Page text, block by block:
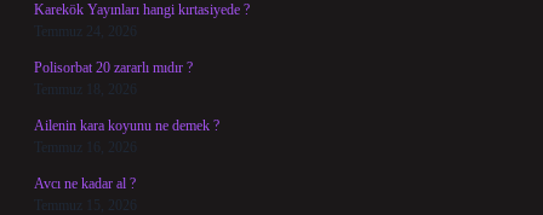
Karekök Yayınları hangi kırtasiyede ?
Temmuz 24, 2026
Polisorbat 20 zararlı mıdır ?
Temmuz 18, 2026
Ailenin kara koyunu ne demek ?
Temmuz 16, 2026
Avcı ne kadar al ?
Temmuz 15, 2026